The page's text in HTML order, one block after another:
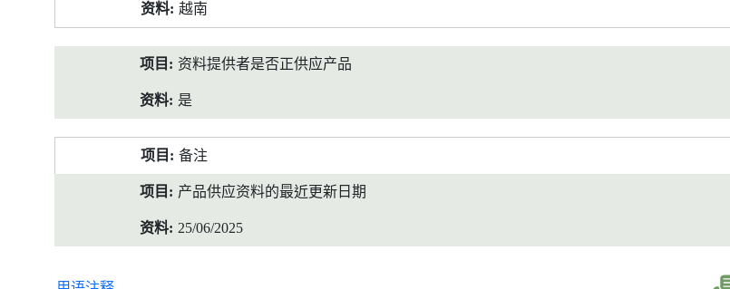
越南
资料提供者是否正供应产品
是
备注
产品供应资料的最近更新日期
25/06/2025